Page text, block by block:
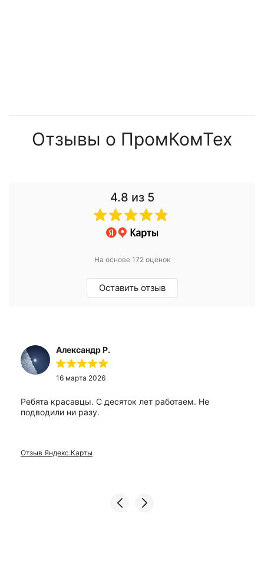
Отзывы о ПромКомТех
4.8 из 5
На основе 172 оценок
Оставить отзыв
Александр Р.
16 марта 2026
Ребята красавцы. С десяток лет работаем. Не
подводили ни разу.
Отзыв Яндекс.Карты